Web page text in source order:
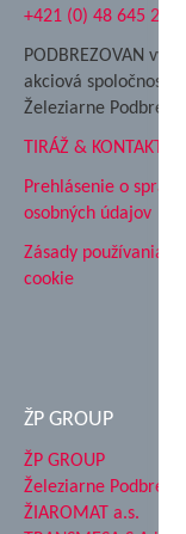
+421 (0) 48 645 2711
PODBREZOVAN
akciová spoločnosť
Železiarne
TIRÁŽ & KONTAKT
Prehlásenie o
osobných údajov
Zásady používania
cookie
ŽP GROUP
ŽP GROUP
Železiarne
ŽIAROMAT a.s.